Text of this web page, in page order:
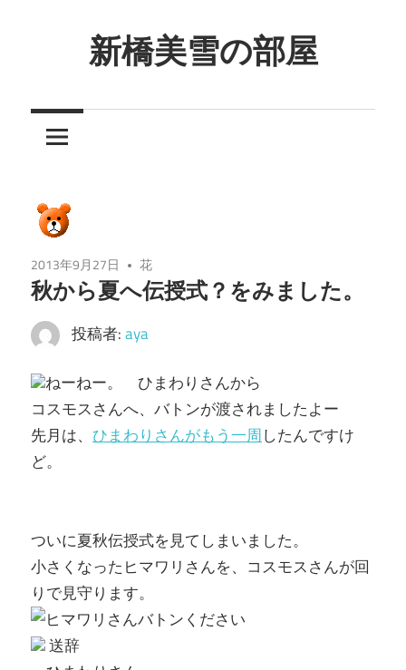
ツ
ッ
新橋美雪の部屋
ん
し
癒
し
の
空
間
2013年9月27日 花
秋から夏へ伝授式？をみました。
投稿者:aya
ねーねー。 ひまわりさんから
コスモスさんへ、バトンが渡されましたよー
先月は、 ひまわりさんがもう一周したんですけ
ど。
ついに夏秋伝授式を見てしまいました。
小さくなったヒマワリさんを、コスモスさんが回
りで見守ります。
送辞